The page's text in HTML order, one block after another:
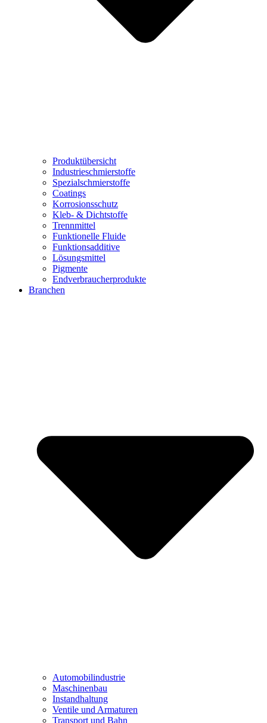
Produktübersicht
Industrieschmierstoffe
Spezialschmierstoffe
Coatings
Korrosionsschutz
Kleb- & Dichtstoffe
Trennmittel
Funktionelle Fluide
Funktionsadditive
Lösungsmittel
Pigmente
Endverbraucherprodukte
Branchen
Automobilindustrie
Maschinenbau
Instandhaltung
Ventile und Armaturen
Transport und Bahn